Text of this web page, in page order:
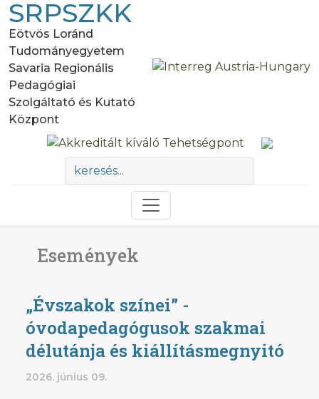
SRPSZKK
Eötvös Loránd
Tudományegyetem
Savaria Regionális
Pedagógiai
Szolgáltató és Kutató
Központ
Események
„Évszakok színei” -
óvodapedagógusok szakmai
délutánja és kiállításmegnyitó
2026. június 09.